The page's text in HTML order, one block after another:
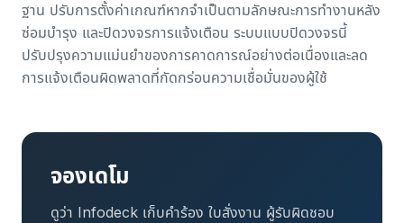
ฐาน ปรับการตั้งค่าเกณฑ์หากจำเป็นตามลักษณะการทำงานหลัง
ซ่อมบำรุง และปิดวงจรการแจ้งเตือน ระบบแบบปิดวงจรนี้
ปรับปรุงความแม่นยำของการคาดการณ์อย่างต่อเนื่องและลด
การแจ้งเตือนผิดพลาดที่กัดกร่อนความเชื่อมั่นของผู้ใช้
จองเดโม
ดูว่า Infodeck เก็บคำร้อง ใบสั่งงาน ผู้รับผิดชอบ